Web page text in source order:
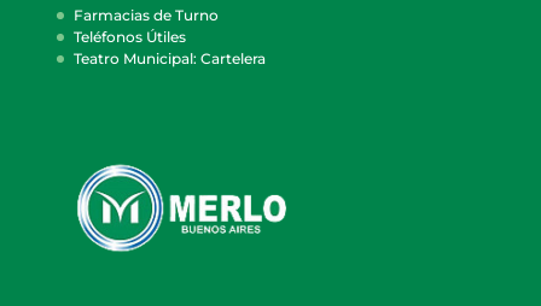
Farmacias de Turno
Teléfonos Útiles
Teatro Municipal: Cartelera